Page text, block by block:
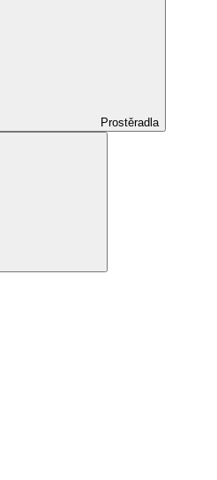
Prostěradla